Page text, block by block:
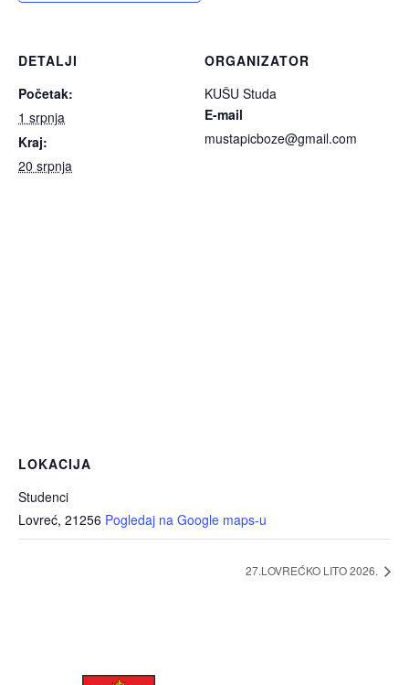
DETALJI
Početak:
1 srpnja
Kraj:
20 srpnja
ORGANIZATOR
KUŠU Studa
E-mail
mustapicboze@gmail.com
LOKACIJA
Studenci
Lovreć, 21256 Pogledaj na Google maps-u
27.LOVREĆKO LITO 2026.